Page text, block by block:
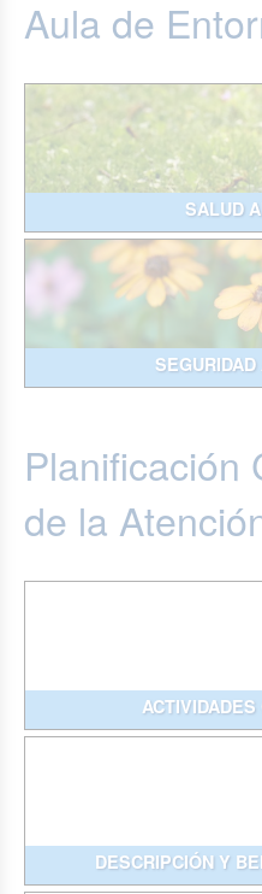
Aula de
SALUD
Planificación
de la
DESCRIPCIÓN Y